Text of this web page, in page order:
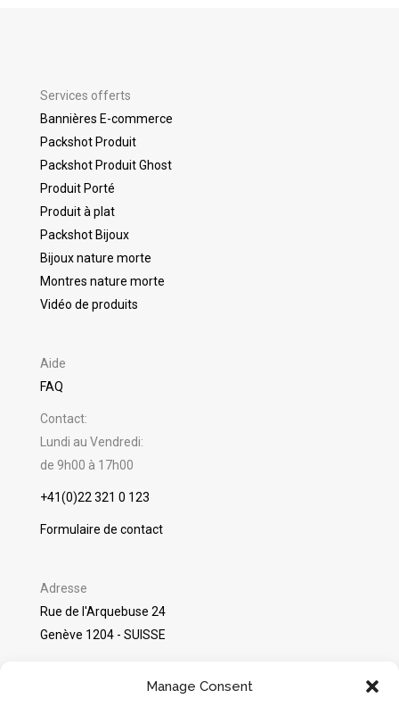
Manage Consent
Services offerts
Bannières E-commerce
Packshot Produit
Packshot Produit Ghost
Produit Porté
Produit à plat
Packshot Bijoux
Bijoux nature morte
Montres nature morte
Vidéo de produits
Aide
FAQ
Contact:
Lundi au Vendredi:
de 9h00 à 17h00
+41(0)22 321 0 123
Formulaire de contact
Adresse
Rue de l'Arquebuse 24
Genève 1204 - SUISSE